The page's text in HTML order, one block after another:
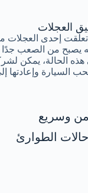
العجلات
تعلقت إحدى العجلات
يصبح من الصعب جدًا
الحالة، يمكن
السيارة وإعادتها
وسريع
الطوارئ